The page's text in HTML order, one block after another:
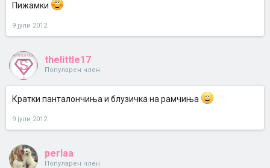
Пижамки
9 јули 2012
thelittle17
Популарен член
Кратки панталончиња и блузичка на рамчиња
9 јули 2012
perlaa
Популарен член